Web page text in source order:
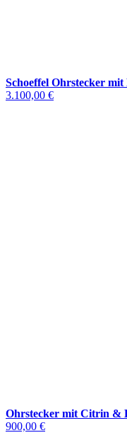
Schoeffel Ohrstecker
3.100,00 €
Ohrstecker mit Citrin &
900,00 €